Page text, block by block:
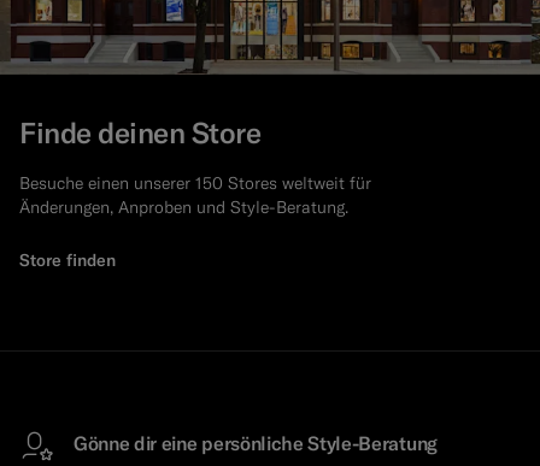
Finde deinen Store
Besuche einen unserer 150 Stores weltweit für
Änderungen, Anproben und Style-Beratung.
Store finden
Gönne dir eine persönliche Style-Beratung